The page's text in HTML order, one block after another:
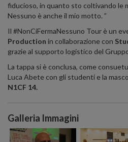
fiducioso, in quanto sto coltivando le
Nessuno è anche il mio motto. ”
Il #NonCiFermaNessuno Tour è un
Production in collaborazione con
grazie al supporto logistico del
La tappa si è conclusa, come
Luca Abete con gli studenti e la
N1CF 14.
Galleria Immagini